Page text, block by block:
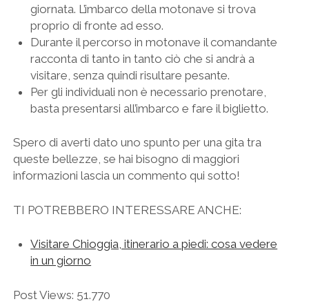
giornata. L’imbarco della motonave si trova
proprio di fronte ad esso.
Durante il percorso in motonave il comandante
racconta di tanto in tanto ciò che si andrà a
visitare, senza quindi risultare pesante.
Per gli individuali non è necessario prenotare,
basta presentarsi all’imbarco e fare il biglietto.
Spero di averti dato uno spunto per una gita tra
queste bellezze, se hai bisogno di maggiori
informazioni lascia un commento qui sotto!
TI POTREBBERO INTERESSARE ANCHE:
Visitare Chioggia, itinerario a piedi: cosa vedere
in un giorno
Post Views: 51.770